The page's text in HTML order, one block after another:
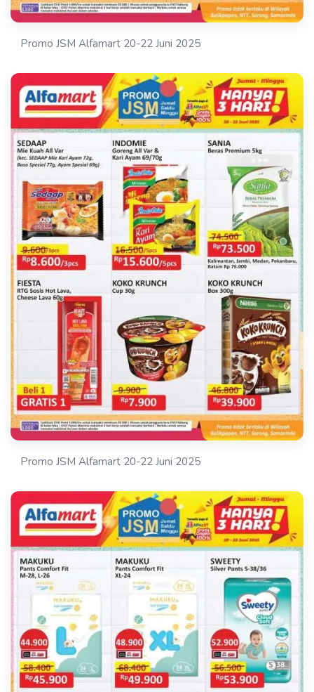
Promo JSM Alfamart 20-22 Juni 2025
Promo JSM Alfamart 20-22 Juni 2025